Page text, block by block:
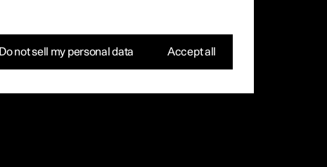
Do not sell my personal data Accept all